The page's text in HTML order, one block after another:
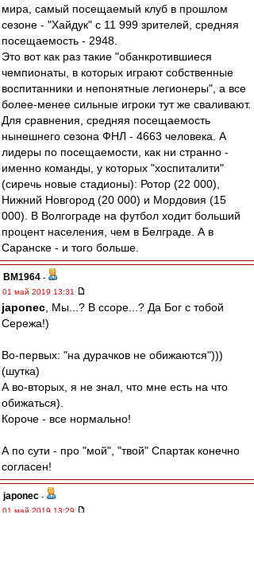
мира, самый посещаемый клуб в прошлом
сезоне - "Хайдук" с 11 999 зрителей, средняя
посещаемость - 2948.
Это вот как раз такие "обанкротившиеся
чемпионаты, в которых играют собственные
воспитанники и непонятные легионеры", а все
более-менее сильные игроки тут же сваливают.
Для сравнения, средняя посещаемость
нынешнего сезона ФНЛ - 4663 человека. А
лидеры по посещаемости, как ни странно -
именно команды, у которых "хоспиталити"
(сиречь новые стадионы): Ротор (22 000),
Нижний Новгород (20 000) и Мордовия (15
000). В Волгограде на футбол ходит больший
процент населения, чем в Белграде. А в
Саранске - и того больше.
BM1964 -
01 май 2019 13:31
japonec , Мы...? В ссоре...? Да Бог с тобой
Сережа!)
Во-первых: "на дурачков не обижаются")))
(шутка)
А во-вторых, я не знал, что мне есть на что
обижаться).
Короче - все нормально!
А по сути - про "мой", "твой" Спартак конечно
согласен!
japonec -
01 май 2019 13:29